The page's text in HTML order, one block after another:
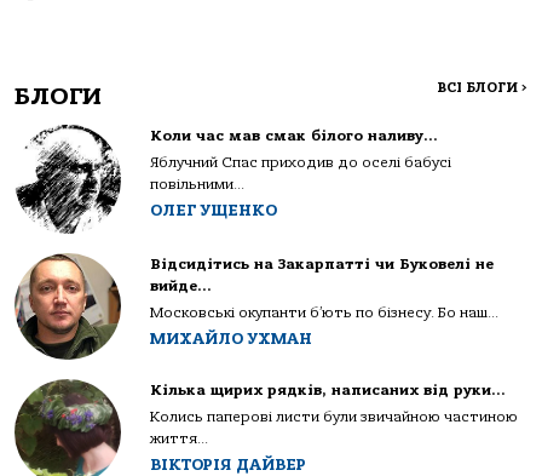
БЛОГИ ВСІ БЛОГИ >
Коли час мав смак білого наливу…
Яблучний Спас приходив до оселі бабусі
повільними...
ОЛЕГ УЩЕНКО
Відсидітись на Закарпатті чи Буковелі не
вийде…
Московські окупанти б’ють по бізнесу. Бо наш...
МИХАЙЛО УХМАН
Кілька щирих рядків, написаних від руки…
Колись паперові листи були звичайною частиною
життя...
ВІКТОРІЯ ДАЙВЕР